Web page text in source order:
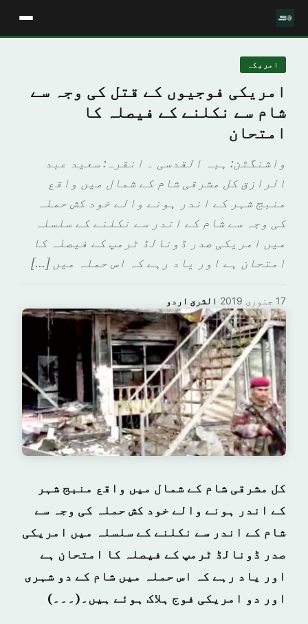
امريكہ
امریکی فوجیوں کے قتل کی وجہ سے
شام سے نکلنے کے فیصلہ کا
امتحان
واشنگٹن: ہبہ القدسی ۔ انقرہ: سعید عبد
الرازق کل مشرقی شام کے شمال میں واقع
منبج شہر کے اندر ہونے والے خود کش حملہ
کی وجہ سے شام کے اندر سے نکلنے کے سلسلہ
میں امریکی صدر ڈونالڈ ٹرمپ کے فیصلہ کا
امتحان ہے اور یاد رہے کہ اس حملہ میں […]
الشرق اردو · 17 جنوری 2019
کل مشرقی شام کے شمال میں واقع منبج شہر
کے اندر ہونے والے خود کش حملہ کی وجہ سے
شام کے اندر سے نکلنے کے سلسلہ میں امریکی
صدر ڈونالڈ ٹرمپ کے فیصلہ کا امتحان ہے
اور یاد رہے کہ اس حملہ میں شام کے دو شہری
اور دو امریکی فوج ہلاک ہوئے ہیں۔(۔۔۔)